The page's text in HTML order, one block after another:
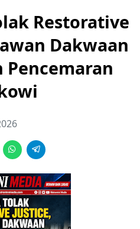
Restorative
Dakwaan
Pencemaran